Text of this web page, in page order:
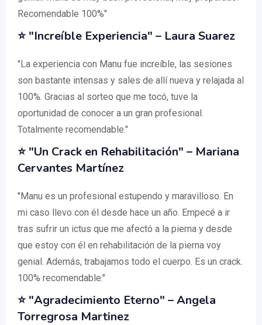
Recomendable 100%"
⭐ "Increíble Experiencia" – Laura Suarez
"La experiencia con Manu fue increíble, las sesiones
son bastante intensas y sales de allí nueva y relajada al
100%. Gracias al sorteo que me tocó, tuve la
oportunidad de conocer a un gran profesional.
Totalmente recomendable."
⭐ "Un Crack en Rehabilitación" – Mariana
Cervantes Martínez
"Manu es un profesional estupendo y maravilloso. En
mi caso llevo con él desde hace un año. Empecé a ir
tras sufrir un ictus que me afectó a la pierna y desde
que estoy con él en rehabilitación de la pierna voy
genial. Además, trabajamos todo el cuerpo. Es un crack.
100% recomendable."
⭐ "Agradecimiento Eterno" – Angela
Torregrosa Martinez